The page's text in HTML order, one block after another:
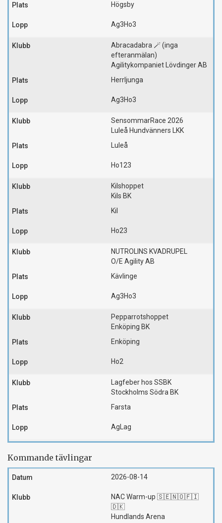
Högsby
Ag3Ho3
Abracadabra 🪄 (inga
efteranmälan)
Agilitykompaniet Lövdinger AB
Herrljunga
Ag3Ho3
SensommarRace 2026
Luleå Hundvänners LKK
Luleå
Ho123
Kilshoppet
Kils BK
Kil
Ho23
NUTROLINS KVADRUPEL
O/E Agility AB
Kävlinge
Ag3Ho3
Pepparrotshoppet
Enköping BK
Enköping
Ho2
Lagfeber hos SSBK
Stockholms Södra BK
Farsta
AgLag
Kommande tävlingar
2026-08-14
NAC Warm-up 🇸🇪🇳🇴🇫🇮
🇩🇰
Hundlands Arena